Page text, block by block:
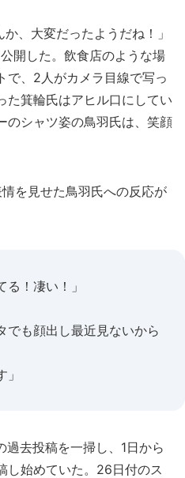
、大変だったようだね！」
開した。飲食店のような場
で、2人がカメラ目線で写っ
た箕輪氏はアヒル口にしてい
のシャツ姿の鳥羽氏は、笑顔
を見せた鳥羽氏への反応が
る！凄い！」
でも顔出し最近見ないから
去投稿を一掃し、1日から
し始めていた。26日付のス